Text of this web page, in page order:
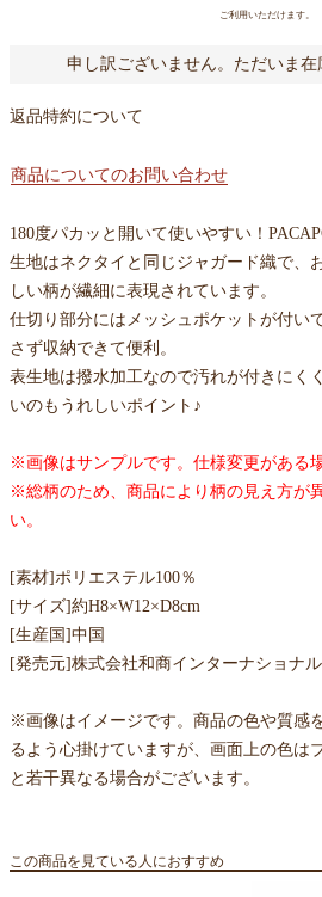
ご利用いただけます。
申し訳ございません。ただいま在
返品特約について
商品についてのお問い合わせ
180度パカッと開いて使いやすい！
生地はネクタイと同じジャガード織で、
しい柄が繊細に表現されています。
仕切り部分にはメッシュポケットが付い
さず収納できて便利。
表生地は撥水加工なので汚れが付きにく
いのもうれしいポイント♪
※画像はサンプルです。仕様変更がある
※総柄のため、商品により柄の見え方が
い。
[素材]ポリエステル100％
[サイズ]約H8×W12×D8cm
[生産国]中国
[発売元]株式会社和商インターナショナル
※画像はイメージです。商品の色や質感
るよう心掛けていますが、画面上の色は
と若干異なる場合がございます。
この商品を見ている人におすすめ